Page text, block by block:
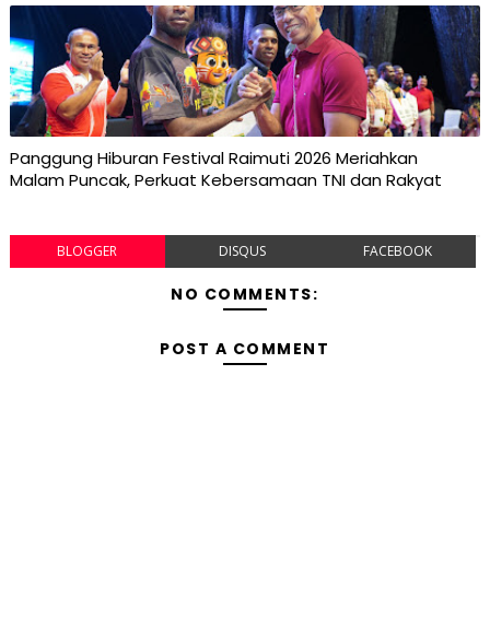
Panggung Hiburan Festival Raimuti 2026 Meriahkan
Malam Puncak, Perkuat Kebersamaan TNI dan Rakyat
BLOGGER DISQUS FACEBOOK
NO COMMENTS:
POST A COMMENT